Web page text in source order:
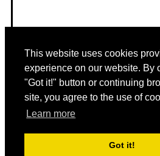
This website uses cookies
experience on our website. By
"Got it!" button or continuing
site, you agree to the use of
Learn more
Got it!
Disclaimer: Le informazioni visualizzate su questo
riferimento soltanto.Triptimeto.com non è